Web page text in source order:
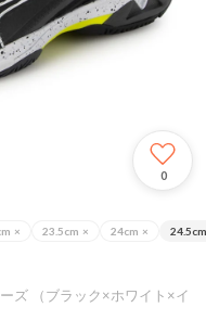
0
× 23.5cm × 24cm × 24.5cm
ズ （ブラック×ホワイト×イ